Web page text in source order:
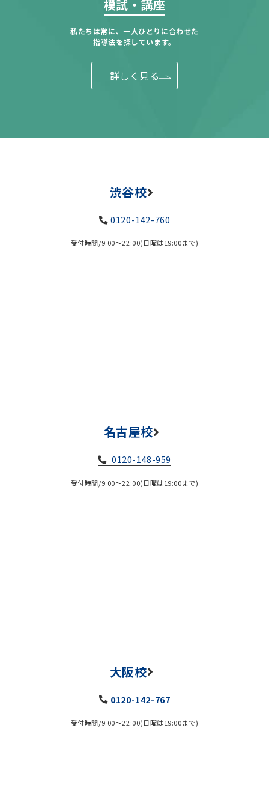
模試・講座
私たちは常に、一人ひとりに合わせた
指導法を探しています。
詳しく見る
渋谷校
0120-142-760
受付時間/9:00～22:00(日曜は19:00まで)
名古屋校
0120-148-959
受付時間/9:00～22:00(日曜は19:00まで)
大阪校
0120-142-767
受付時間/9:00～22:00(日曜は19:00まで)